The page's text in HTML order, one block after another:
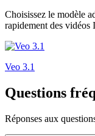
Choisissez le modèle
rapidement des vidéos
Veo 3.1
Questions
Réponses aux